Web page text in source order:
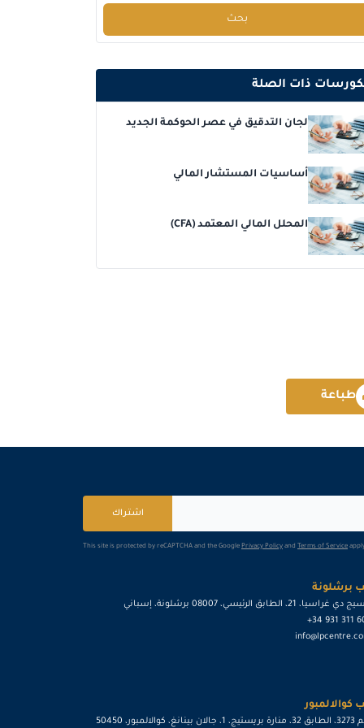
دبي التفاصيل
كوالا لامبور
إسطنبول التفاصيل
برشلونة
باريس
امستردام
امستردام
التفاصيل
إسطنبول
كوالا لامبور
برشلونة التفاصيل
بحث
ذات الصلة
لجان التدقيق في عصر الحوكمة الجديد
أساسيات المستشار المالي
المحلل المالي المعتمد (CFA)
طباعة
اشتراك
This site is protected by reCAPTCHA and the Google Privacy Policy and Terms of Service
برشلونة
غراسيا، 21، الطابق الرئيسي، 08007 برشلونة، إسباني
+34 931 311
كوالالمبور
رقم 3273، الطابق 32، منارة بريستيج، 1، جالان بينانغ، كوالالمبور، 50450